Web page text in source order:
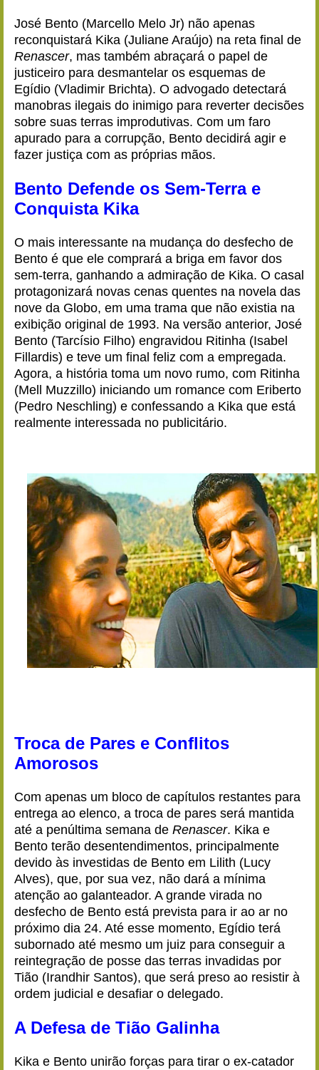
José Bento (Marcello Melo Jr) não apenas
reconquistará Kika (Juliane Araújo) na reta final de
Renascer, mas também abraçará o papel de
justiceiro para desmantelar os esquemas de
Egídio (Vladimir Brichta). O advogado detectará
manobras ilegais do inimigo para reverter decisões
sobre suas terras improdutivas. Com um faro
apurado para a corrupção, Bento decidirá agir e
fazer justiça com as próprias mãos.
Bento Defende os Sem-Terra e
Conquista Kika
O mais interessante na mudança do desfecho de
Bento é que ele comprará a briga em favor dos
sem-terra, ganhando a admiração de Kika. O casal
protagonizará novas cenas quentes na novela das
nove da Globo, em uma trama que não existia na
exibição original de 1993. Na versão anterior, José
Bento (Tarcísio Filho) engravidou Ritinha (Isabel
Fillardis) e teve um final feliz com a empregada.
Agora, a história toma um novo rumo, com Ritinha
(Mell Muzzillo) iniciando um romance com Eriberto
(Pedro Neschling) e confessando a Kika que está
realmente interessada no publicitário.
Troca de Pares e Conflitos
Amorosos
Com apenas um bloco de capítulos restantes para
entrega ao elenco, a troca de pares será mantida
até a penúltima semana de Renascer. Kika e
Bento terão desentendimentos, principalmente
devido às investidas de Bento em Lilith (Lucy
Alves), que, por sua vez, não dará a mínima
atenção ao galanteador. A grande virada no
desfecho de Bento está prevista para ir ao ar no
próximo dia 24. Até esse momento, Egídio terá
subornado até mesmo um juiz para conseguir a
reintegração de posse das terras invadidas por
Tião (Irandhir Santos), que será preso ao resistir à
ordem judicial e desafiar o delegado.
A Defesa de Tião Galinha
Kika e Bento unirão forças para tirar o ex-catador